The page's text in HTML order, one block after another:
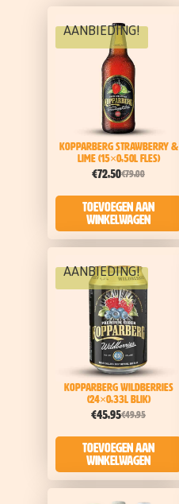
AANBIEDING!
Kopparberg Strawberry &
Lime (15×0,50l Fles)
€79,00
€72,50
Toevoegen aan
winkelwagen
AANBIEDING!
Kopparberg Wildberries
(24×0,33l blik)
€49,95
€45,95
Toevoegen aan
winkelwagen